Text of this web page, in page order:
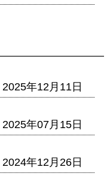
2025年12月11日
2025年07月15日
2024年12月26日